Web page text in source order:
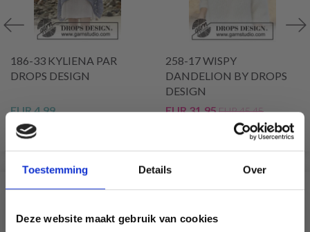
Toestemming Details Over
Deze website maakt gebruik van cookies
186-33 KYLIENA PAR
DROPS DESIGN
EUR 4.99
Bekijk alle opties
258-17 WISPY
DANDELION BY DROPS
DESIGN
EUR 31.95EUR 45.45
Bekijk alle opties
VERGELIJKBAAR MET DIT